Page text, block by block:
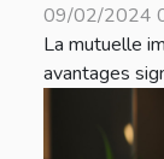
09/02/2024
La mutuelle
avantages